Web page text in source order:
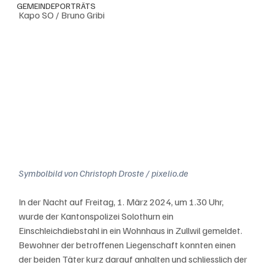
GEMEINDEPORTRÄTS
Kapo SO / Bruno Gribi
Symbolbild von Christoph Droste / pixelio.de
In der Nacht auf Freitag, 1. März 2024, um 1.30 Uhr,
wurde der Kantonspolizei Solothurn ein
Einschleichdiebstahl in ein Wohnhaus in Zullwil gemeldet.
Bewohner der betroffenen Liegenschaft konnten einen
der beiden Täter kurz darauf anhalten und schliesslich der